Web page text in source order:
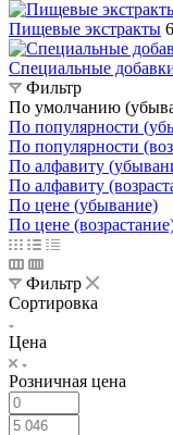
Пищевые экстракты
Специальные
Фильтр
По умолчанию
По популярности
По популярности
По алфавиту
По алфавиту
По цене (убывание)
По цене
Фильтр
Сортировка
Цена
Розничная цена